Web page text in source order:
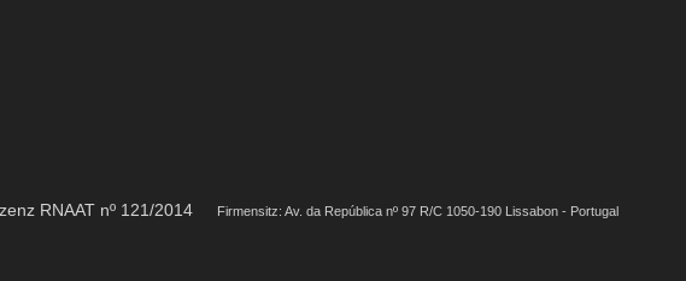
RNAAT nº 121/2014 Firmensitz: Av. da República nº 97 R/C 1050-190 Lissabon - Portugal